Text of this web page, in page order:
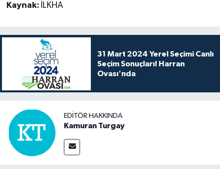
Kaynak: İLKHA
31 Mart 2024 Yerel Seçimi Canlı
Seçim Sonuçları! Harran
Ovası'nda
EDITÖR HAKKINDA
Kamuran Turgay